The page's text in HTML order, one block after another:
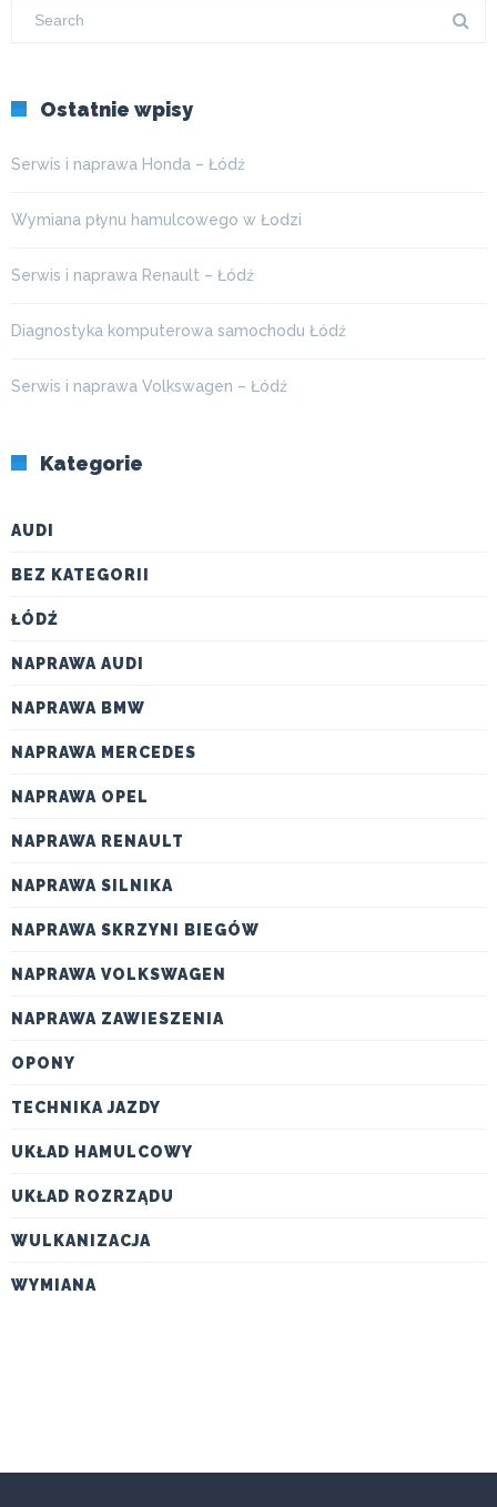
Ostatnie wpisy
Serwis i naprawa Honda – Łódź
Wymiana płynu hamulcowego w Łodzi
Serwis i naprawa Renault – Łódź
Diagnostyka komputerowa samochodu Łódź
Serwis i naprawa Volkswagen – Łódź
Kategorie
AUDI
BEZ KATEGORII
ŁÓDŹ
NAPRAWA AUDI
NAPRAWA BMW
NAPRAWA MERCEDES
NAPRAWA OPEL
NAPRAWA RENAULT
NAPRAWA SILNIKA
NAPRAWA SKRZYNI BIEGÓW
NAPRAWA VOLKSWAGEN
NAPRAWA ZAWIESZENIA
OPONY
TECHNIKA JAZDY
UKŁAD HAMULCOWY
UKŁAD ROZRZĄDU
WULKANIZACJA
WYMIANA